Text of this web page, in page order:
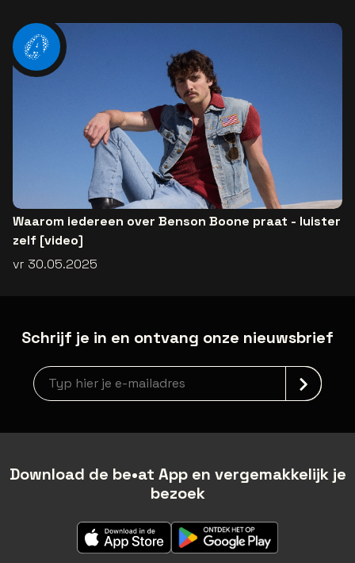
Waarom iedereen over Benson Boone praat - luister
zelf [video]
vr 30.05.2025
Schrijf je in en ontvang onze nieuwsbrief
Nieuwsbrief aanmelding
Download de be•at App en vergemakkelijk je
bezoek